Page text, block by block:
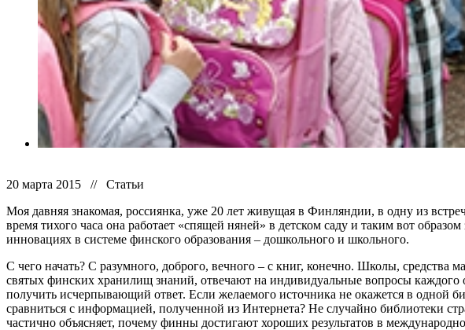
20 марта 2015 // Статьи
Моя давняя знакомая, россиянка, уже 20 лет живущая в Финляндии, в одну из
время тихого часа она работает «спящей няней» в детском саду и таким вот
инновациях в системе финского образования – дошкольного и школьного.
С чего начать? С разумного, доброго, вечного – с книг, конечно. Школы,
святых финских хранилищ знаний, отвечают на индивидуальные вопросы каждого
получить исчерпывающий ответ. Если желаемого источника не окажется в одной
сравниться с информацией, полученной из Интернета? Не случайно библиотеки
частично объясняет, почему финны достигают хороших результатов в